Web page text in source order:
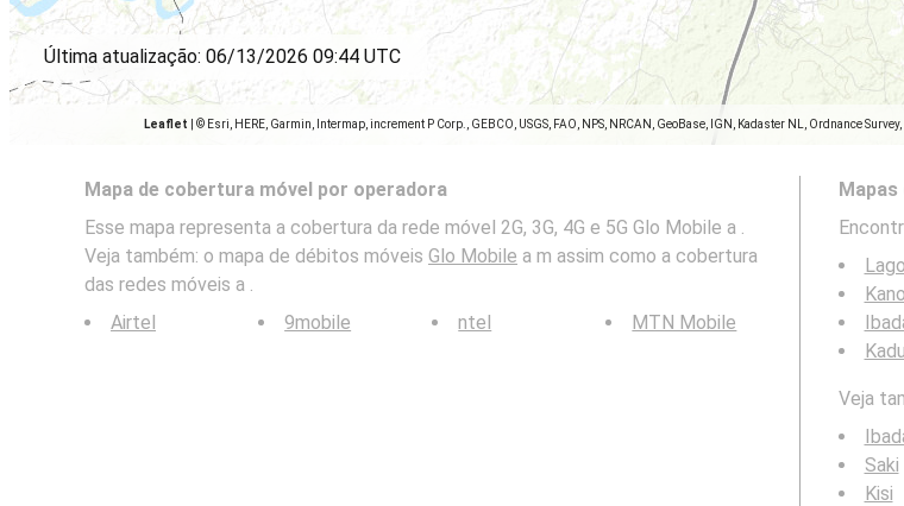
Leaflet © Esri, HERE, Garmin, Intermap, increment P Corp., GEBCO, USGS, FAO, NPS, NRCAN, GeoBase, IGN, Kadaster NL, Ordnance
Última atualização: 06/13/2026 09:44 UTC
Mapa de cobertura móvel por operadora
Esse mapa representa a cobertura da rede móvel 2G, 3G, 4G e 5G Glo Mobile a .
Veja também: o mapa de débitos móveis Glo Mobile a m assim como a cobertura
das redes móveis a .
Airtel
9mobile ntel MTN Mobile
Kano
Veja
Saki
Kisi